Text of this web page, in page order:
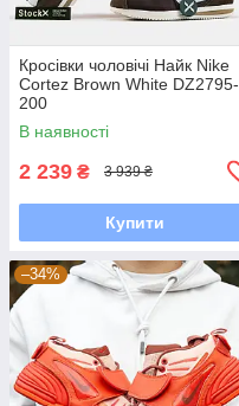
Кросівки чоловічі Найк Nike
Cortez Brown White DZ2795-
200
В наявності
2 239 ₴ 3 939 ₴
Купити
–34%